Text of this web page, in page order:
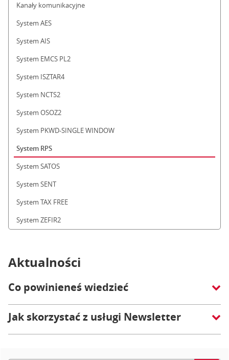
Kanały komunikacyjne
System AES
System AIS
System EMCS PL2
System ISZTAR4
System NCTS2
System OSOZ2
System PKWD-SINGLE WINDOW
System RPS
System SATOS
System SENT
System TAX FREE
System ZEFIR2
Aktualności
Co powinieneś wiedzieć
Jak skorzystać z usługi Newsletter